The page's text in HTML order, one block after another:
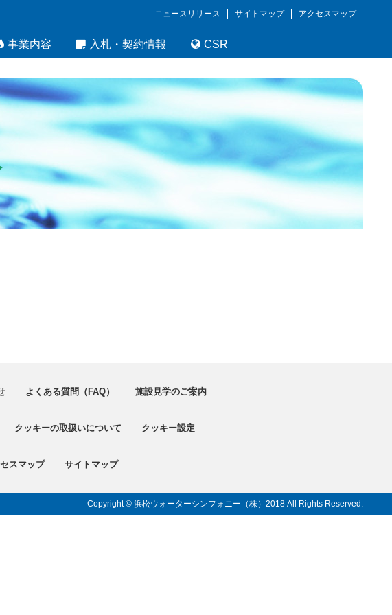
ニュースリリース サイトマップ アクセスマップ
事業内容 入札・契約情報 CSR
よくある質問（FAQ） 施設見学のご案内
クッキーの取扱いについて クッキー設定
スマップ サイトマップ
Copyright © 浜松ウォーターシンフォニー（株） 2018 All Rights Reserved.